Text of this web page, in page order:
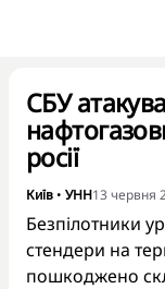
СБУ
росії
Київ • УНН13 червня
Безпілотники
стендери на
пошкоджено